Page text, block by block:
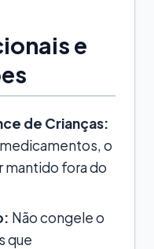
e
de Crianças:
o
mantido fora do
Não congele o
que